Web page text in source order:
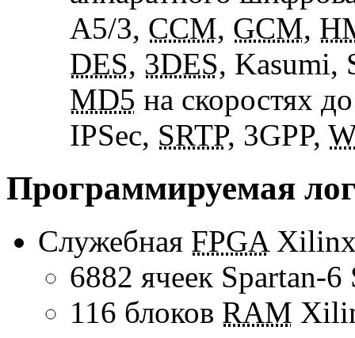
A5/3, CCM, GCM,
DES, 3DES, Kasumi,
MD5 на скоростях
IPSec, SRTP, 3GPP,
Программируемая
Служебная FPGA
6882 ячеек Spartan-6
116 блоков RAM